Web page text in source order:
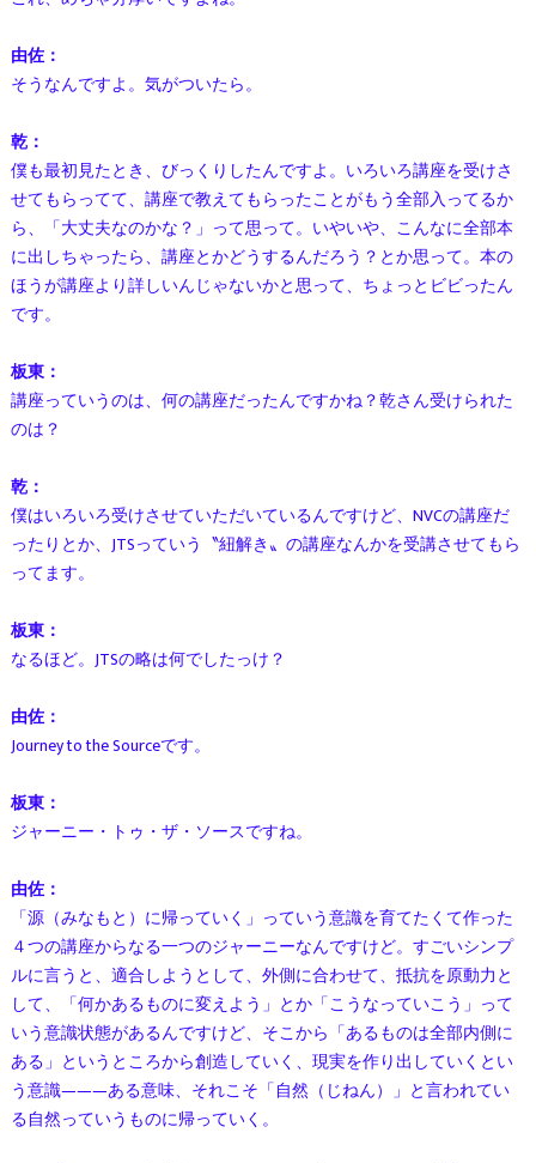
由佐：
そうなんですよ。気がついたら。
乾：
僕も最初見たとき、びっくりしたんですよ。いろいろ講座を受けさ
せてもらってて、講座で教えてもらったことがもう全部入ってるか
ら、「大丈夫なのかな？」って思って。いやいや、こんなに全部本
に出しちゃったら、講座とかどうするんだろう？とか思って。本の
ほうが講座より詳しいんじゃないかと思って、ちょっとビビったん
です。
板東：
講座っていうのは、何の講座だったんですかね？乾さん受けられた
のは？
乾：
僕はいろいろ受けさせていただいているんですけど、NVCの講座だ
ったりとか、JTSっていう〝紐解き〟の講座なんかを受講させてもら
ってます。
板東：
なるほど。JTSの略は何でしたっけ？
由佐：
Journey to the Sourceです。
板東：
ジャーニー・トゥ・ザ・ソースですね。
由佐：
「源（みなもと）に帰っていく」っていう意識を育てたくて作った
４つの講座からなる一つのジャーニーなんですけど。すごいシンプ
ルに言うと、適合しようとして、外側に合わせて、抵抗を原動力と
して、「何かあるものに変えよう」とか「こうなっていこう」って
いう意識状態があるんですけど、そこから「あるものは全部内側に
ある」というところから創造していく、現実を作り出していくとい
う意識———ある意味、それこそ「自然（じねん）」と言われてい
る自然っていうものに帰っていく。